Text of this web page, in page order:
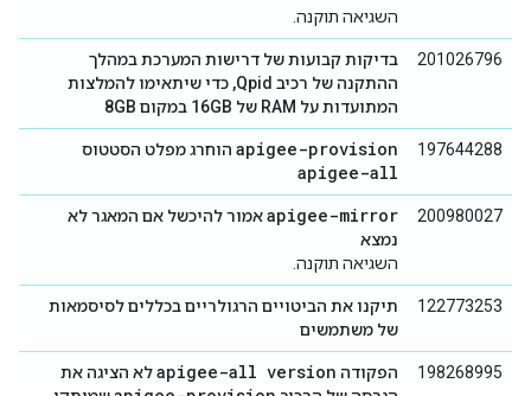
השגיאה תוקנה.
201026796
בדיקות קבועות של דרישות המערכת במהלך
ההתקנה של רכיב Qpid, כדי שיתאימו להמלצות
המתועדות על RAM של 16GB במקום 8GB
197644288
apigee-provision הוחרג מפלט הסטטוס
apigee-all
200980027
apigee-mirrorאמור להיכשל אם המאגר לא
נמצא
השגיאה תוקנה.
122773253
תיקנו את הביטויים הרגולריים בכללים לסיסמאות
של משתמשים
198268995 הפקודה apigee-all versionלא הציגה את